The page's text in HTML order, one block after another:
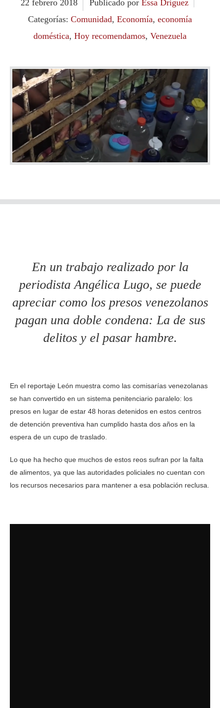
22 febrero 2018 Publicado por Essa Driguez
Categorías: Comunidad, Economía, economía
doméstica, Hoy recomendamos, Venezuela
En un trabajo realizado por la
periodista Angélica Lugo, se puede
apreciar como los presos venezolanos
pagan una doble condena: La de sus
delitos y el pasar hambre.
En el reportaje León muestra como las comisarías venezolanas
se han convertido en un sistema penitenciario paralelo: los
presos en lugar de estar 48 horas detenidos en estos centros
de detención preventiva han cumplido hasta dos años en la
espera de un cupo de traslado.
Lo que ha hecho que muchos de estos reos sufran por la falta
de alimentos, ya que las autoridades policiales no cuentan con
los recursos necesarios para mantener a esa población reclusa.